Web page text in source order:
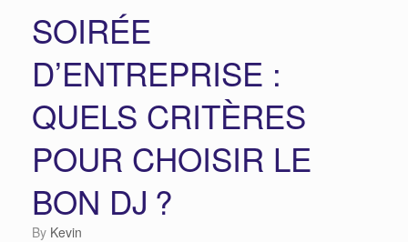
SOIRÉE
D’ENTREPRISE :
QUELS CRITÈRES
POUR CHOISIR LE
BON DJ ?
by Kevin